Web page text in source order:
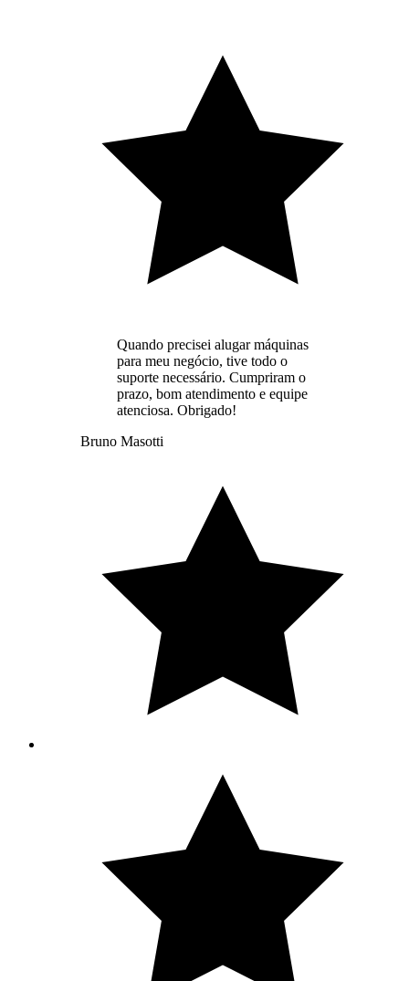
Quando precisei alugar máquinas
para meu negócio, tive todo o
suporte necessário. Cumpriram o
prazo, bom atendimento e equipe
atenciosa. Obrigado!
Bruno Masotti